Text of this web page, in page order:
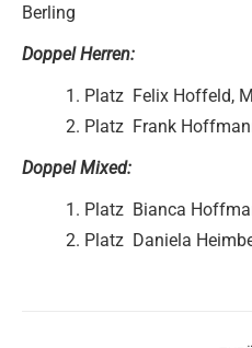
Berling
Doppel Herren:
1. Platz Felix Hoffeld,
2. Platz Frank
Doppel Mixed:
1. Platz Bianca
2. Platz Daniela